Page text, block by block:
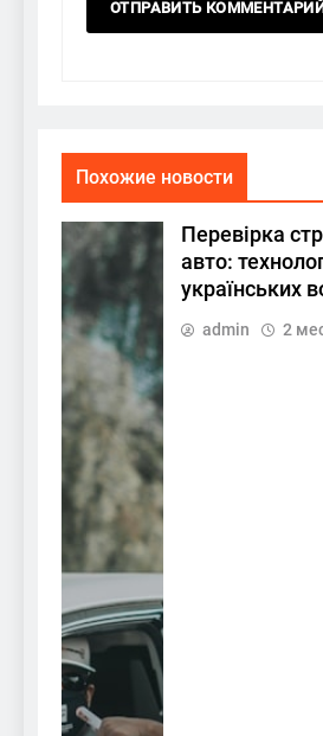
Похожие новости
Перевірка
авто:
українських
admin 2